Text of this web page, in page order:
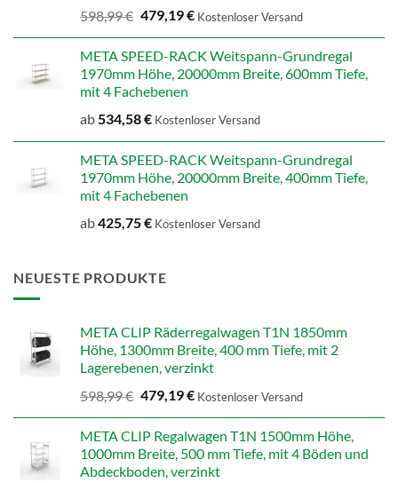
598,99€ Ursprünglicher
598,99 €
479,19€Aktueller
479,19 €.
Kostenloser Versand
META SPEED-RACK Weitspann-Grundregal
1970mm Höhe, 20000mm Breite, 600mm Tiefe,
mit 4 Fachebenen
ab534,58€ Kostenloser Versand
META SPEED-RACK Weitspann-Grundregal
1970mm Höhe, 20000mm Breite, 400mm Tiefe,
mit 4 Fachebenen
ab425,75€ Kostenloser Versand
NEUESTE PRODUKTE
META CLIP Räderregalwagen T1N 1850mm
Höhe, 1300mm Breite, 400 mm Tiefe, mit 2
Lagerebenen, verzinkt
598,99€ Ursprünglicher
598,99 €
479,19€Aktueller
479,19 €.
Kostenloser Versand
META CLIP Regalwagen T1N 1500mm Höhe,
1000mm Breite, 500 mm Tiefe, mit 4 Böden und
Abdeckboden, verzinkt